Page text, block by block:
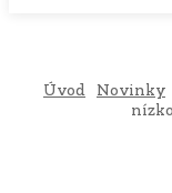
Úvod Novinky